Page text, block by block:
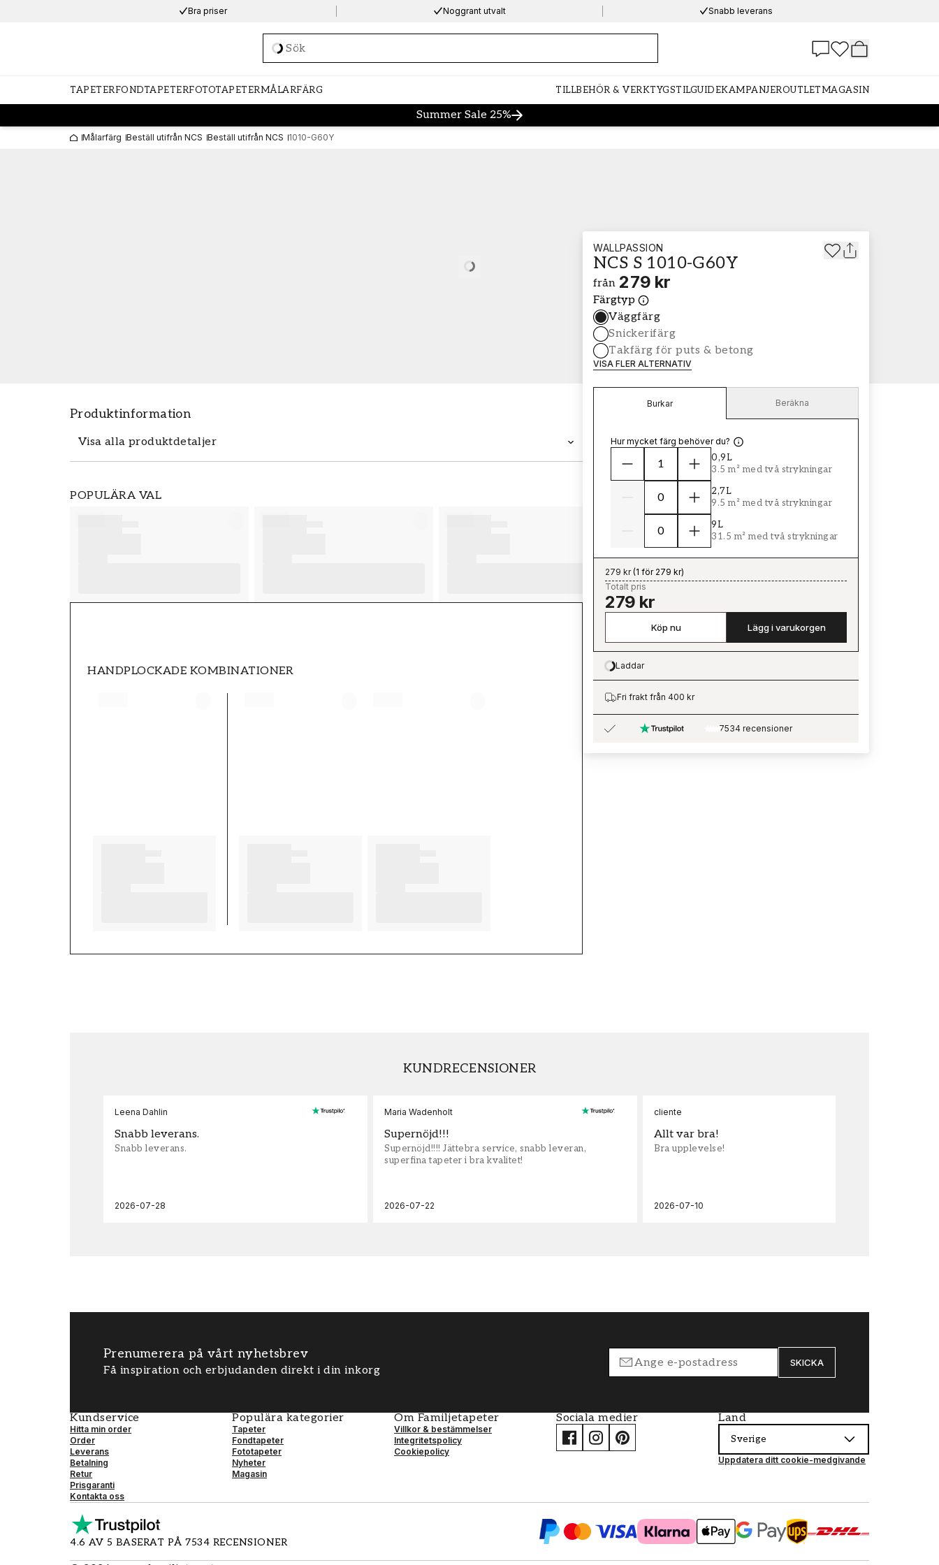
Bra priser Noggrant utvalt Snabb leverans
Loading…
TAPETERFONDTAPETERFOTOTAPETERMÅLARFÄRG TILLBEHÖR & VERKTYGSTILGUIDEKAMPANJEROUTLETMAGASIN
Summer Sale 25%
Målarfärg Beställ utifrån NCS Beställ utifrån NCS 1010-G60Y
Loading…
Produktinformation
Visa alla produktdetaljer
POPULÄRA VAL
HANDPLOCKADE KOMBINATIONER
WALLPASSION
NCS S 1010-G60Y
från 279 kr
Färgtyp
Väggfärg
Snickerifärg
Takfärg för puts & betong
VISA FLER ALTERNATIV
Burkar Beräkna
Hur mycket färg behöver du?
0,9L
3.5 m² med två strykningar
2,7L
9.5 m² med två strykningar
9L
31.5 m² med två strykningar
279 kr(1 för 279 kr)
Totalt pris
279 kr
Köp nu Lägg i varukorgen
Loading…
Laddar
Fri frakt från 400 kr
7534 recensioner
KUNDRECENSIONER
Leena Dahlin
Snabb leverans.
Snabb leverans.
2026-07-28
Maria Wadenholt
Supernöjd!!!
Supernöjd!!!! Jättebra service, snabb leveran,
superfina tapeter i bra kvalitet!
2026-07-22
cliente
Allt var bra!
Bra upplevelse!
2026-07-10
Prenumerera på vårt nyhetsbrev
Få inspiration och erbjudanden direkt i din inkorg
SKICKA
Kundservice
Hitta min order
Order
Leverans
Betalning
Retur
Prisgaranti
Kontakta oss
Populära kategorier
Tapeter
Fondtapeter
Fototapeter
Nyheter
Magasin
Om Familjetapeter
Villkor & bestämmelser
Integritetspolicy
Cookiepolicy
Sociala medier Land
Sverige
Uppdatera ditt cookie-medgivande
4.6 AV 5 BASERAT PÅ 7534 RECENSIONER